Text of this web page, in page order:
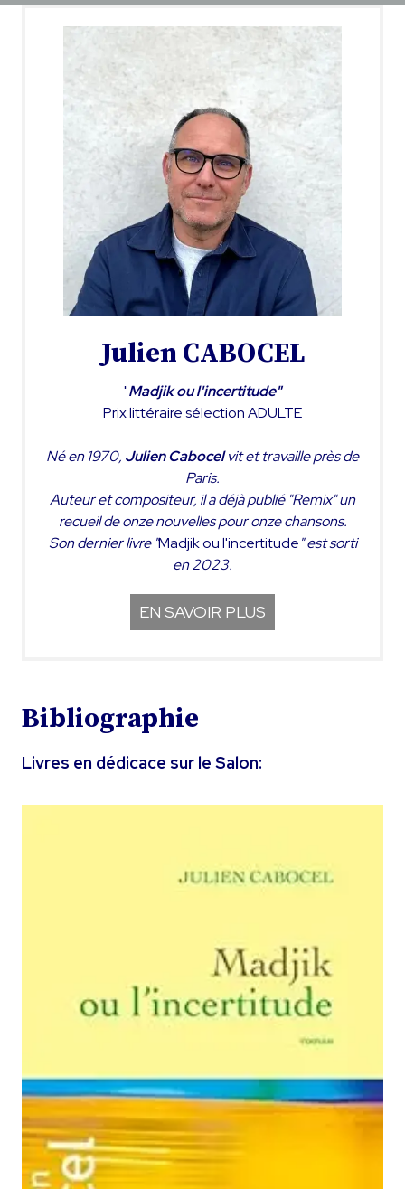
Julien CABOCEL
"Madjik ou l'incertitude"
Prix littéraire sélection ADULTE
Né en 1970, Julien Cabocelvit et travaille près de
Paris.
Auteur et compositeur, il a déjà publié "Remix" un
recueil de onze nouvelles pour onze chansons.
Son dernier livre "Madjik ou l'incertitude" est sorti
en 2023.
EN SAVOIR PLUS
Bibliographie
Livres en dédicace sur le Salon: